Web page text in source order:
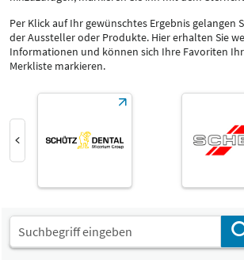
Per Klick auf Ihr gewünschtes Ergebnis gelangen
der Aussteller oder Produkte. Hier erhalten Sie
Informationen und können sich Ihre Favoriten
Merkliste markieren.
Produktgruppe
CAD/CAM Materialien
Select Input
Katalog
Alle
Alle